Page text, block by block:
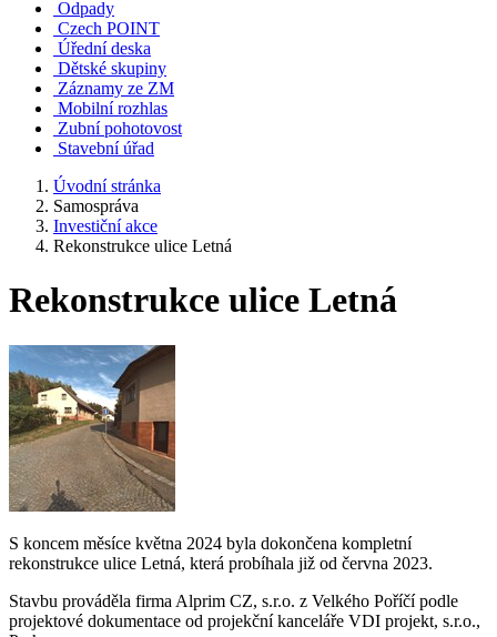
Odpady
Czech POINT
Úřední deska
Dětské skupiny
Záznamy ze ZM
Mobilní rozhlas
Zubní pohotovost
Stavební úřad
Úvodní stránka
Samospráva
Investiční akce
Rekonstrukce ulice Letná
Rekonstrukce ulice Letná
S koncem měsíce května 2024 byla dokončena kompletní
rekonstrukce ulice Letná, která probíhala již od června 2023.
Stavbu prováděla firma Alprim CZ, s.r.o. z Velkého Poříčí podle
projektové dokumentace od projekční kanceláře VDI projekt, s.r.o.,